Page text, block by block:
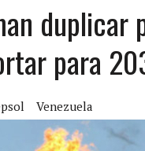
INDUJO AL SUICIDIO A UNA
QUE SOBREVIVIÓ UN HOMBRE Y SU
UN PUÑAL Y DEJÓ HERIDAS A
HOMBRES EL MISMO DÍA EN
para
Venezuela